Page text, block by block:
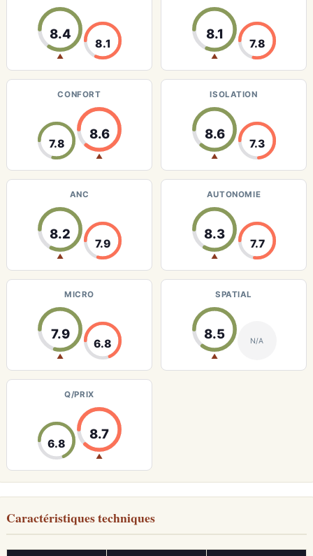
8.4
▲
8.1
8.1
▲
7.8
CONFORT
7.8
8.6
▲
ISOLATION
8.6
▲
7.3
ANC
8.2
▲
7.9
AUTONOMIE
8.3
▲
7.7
MICRO
7.9
▲
6.8
SPATIAL
8.5
▲
N/A
Q/PRIX
6.8
8.7
▲
Caractéristiques techniques